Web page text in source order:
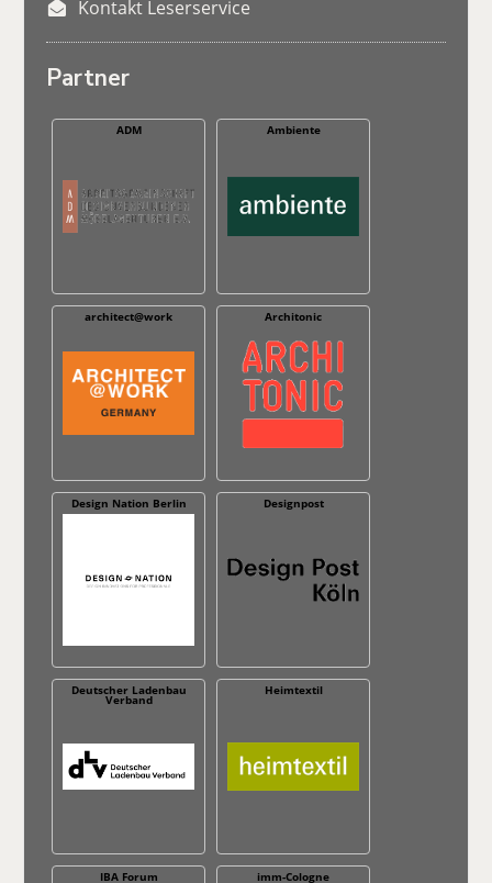
Kontakt Leserservice
Partner
ADM Ambiente
architect@work Architonic
Design Nation Berlin Designpost
Deutscher Ladenbau
Verband
Heimtextil
IBA Forum imm-Cologne